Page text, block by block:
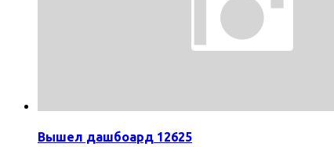
Вышел дашбоард 12625